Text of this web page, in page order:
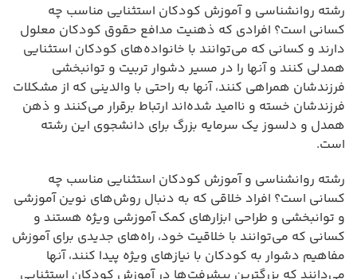
رشته روانشناسی و آموزش کودکان استثنایی مناسب چه
کسانی است؟ افرادی که ذهنیت مدافع حقوق کودکان معلول
دارند و کسانی که می‌توانند با خانواده‌های کودکان استثنایی
همدلی کنند و آنها را در مسیر دشوار تربیت و توانبخشی
فرزندشان همراهی کنند، آنها به راحتی با والدینی که از مشکلات
فرزندشان خسته و ناامید شده‌اند ارتباط برقرار می‌کنند و ذهن
همدل و دلسوز یک سرمایه بزرگ برای دانشجوی این رشته
است.
رشته روانشناسی و آموزش کودکان استثنایی مناسب چه
کسانی است؟ افراد خلاقی که به دنبال روش‌های نوین آموزشی
و توانبخشی و طراحی ابزارهای کمک آموزشی ویژه هستند و
کسانی که می‌توانند با خلاقیت خود، راه‌های جدیدی برای آموزش
مفاهیم دشوار به کودکان با نیازهای ویژه پیدا کنند، آنها